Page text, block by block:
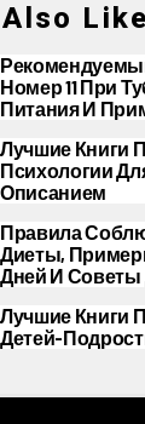
Like
Номер 11 При
Питания И
Лучшие Книги
Психологии
Описанием
Правила
Диеты,
Дней И Советы
Лучшие Книги
Детей-